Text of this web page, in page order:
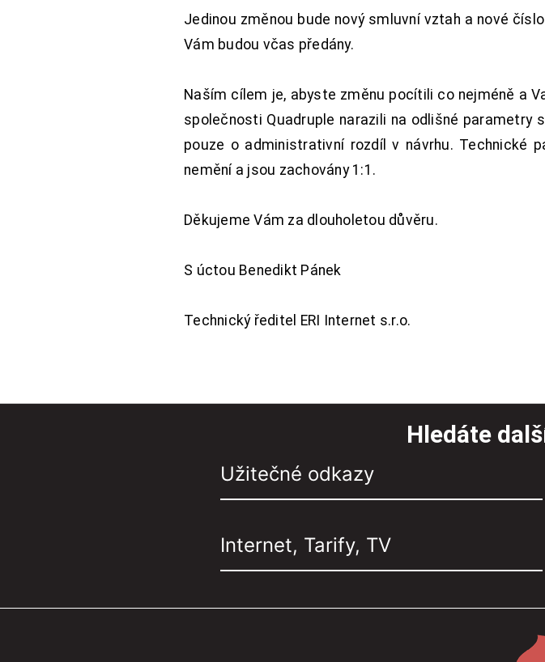
Jedinou změnou bude nový smluvní vztah a nové
Vám budou včas předány.
Naším cílem je, abyste změnu pocítili co nejméně a
společnosti Quadruple narazili na odlišné parametry
pouze o administrativní rozdíl v návrhu. Technické
nemění a jsou zachovány 1:1.
Děkujeme Vám za dlouholetou důvěru.
S úctou Benedikt Pánek
Technický ředitel ERI Internet s.r.o.
Hledáte
Užitečné odkazy
Internet, Tarify, TV